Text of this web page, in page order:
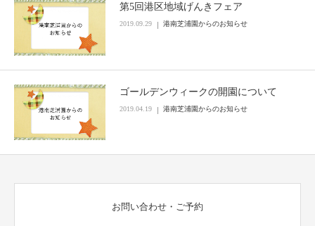
第5回港区地域げんきフェア
2019.09.29 港南芝浦園からのお知らせ
ゴールデンウィークの開園について
2019.04.19 港南芝浦園からのお知らせ
お問い合わせ・ご予約